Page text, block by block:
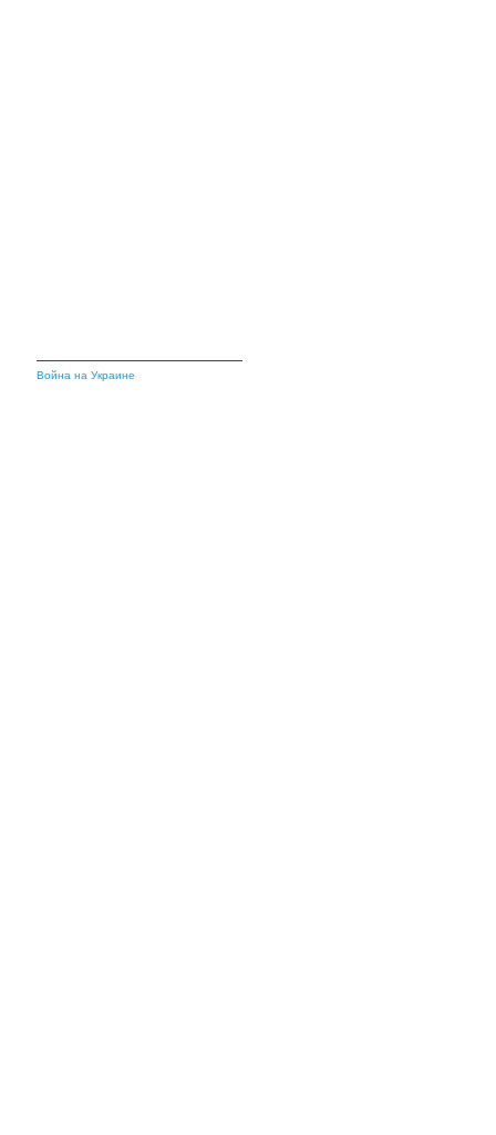
Война на Украине